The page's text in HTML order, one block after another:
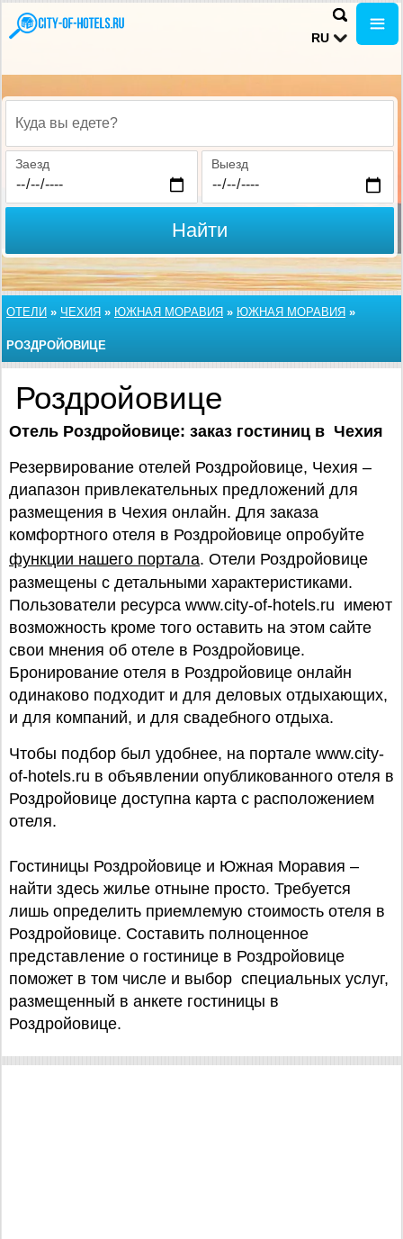
RU
Куда вы едете?
Заезд Выезд
Найти
ОТЕЛИ » ЧЕХИЯ » ЮЖНАЯ МОРАВИЯ » ЮЖНАЯ МОРАВИЯ »
РОЗДРОЙОВИЦЕ
Роздройовице
Отель Роздройовице: заказ гостиниц в Чехия
Резервирование отелей Роздройовице, Чехия –
диапазон привлекательных предложений для
размещения в Чехия онлайн. Для заказа
комфортного отеля в Роздройовице опробуйте
функции нашего портала. Отели Роздройовице
размещены с детальными характеристиками.
Пользователи ресурса www.city-of-hotels.ru имеют
возможность кроме того оставить на этом сайте
свои мнения об отеле в Роздройовице.
Бронирование отеля в Роздройовице онлайн
одинаково подходит и для деловых отдыхающих,
и для компаний, и для свадебного отдыха.
Чтобы подбор был удобнее, на портале www.city-
of-hotels.ru в объявлении опубликованного отеля в
Роздройовице доступна карта с расположением
отеля.
Гостиницы Роздройовице и Южная Моравия –
найти здесь жилье отныне просто. Требуется
лишь определить приемлемую стоимость отеля в
Роздройовице. Составить полноценное
представление о гостинице в Роздройовице
поможет в том числе и выбор специальных услуг,
размещенный в анкете гостиницы в
Роздройовице.